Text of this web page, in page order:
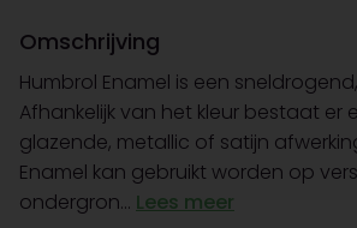
Omschrijving
Humbrol Enamel is een
Afhankelijk van het kleur bestaat er
glazende, metallic of satijn
Enamel kan gebruikt worden op
ondergron... Lees meer